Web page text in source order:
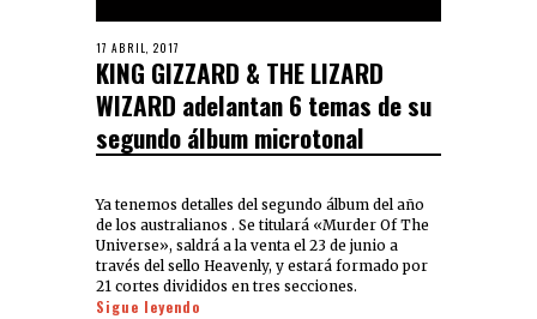
17 ABRIL, 2017
KING GIZZARD & THE LIZARD
WIZARD adelantan 6 temas de su
segundo álbum microtonal
Ya tenemos detalles del segundo álbum del año
de los australianos . Se titulará «Murder Of The
Universe», saldrá a la venta el 23 de junio a
través del sello Heavenly, y estará formado por
21 cortes divididos en tres secciones.
Sigue leyendo